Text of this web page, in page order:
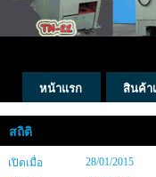
หน้าแรก สินค้า
สถิติ
เปิดเมื่อ
28/01/2015